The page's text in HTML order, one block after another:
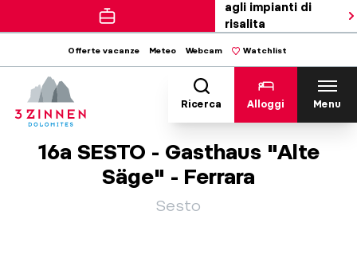
agli impianti di
risalita
Offerte vacanze Meteo Webcam Watchlist
Ricerca Alloggi Menu
16a SESTO - Gasthaus "Alte
Säge" - Ferrara
Sesto